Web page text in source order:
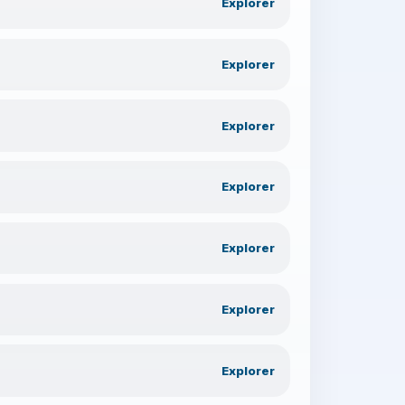
Explorer
Explorer
Explorer
Explorer
Explorer
Explorer